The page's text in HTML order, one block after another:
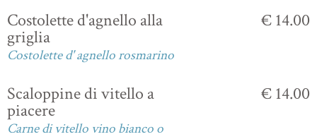
Costolette d'agnello alla
griglia
Costolette d' agnello rosmarino
€ 14.00
Scaloppine di vitello a
piacere
Carne di vitello vino bianco o
€ 14.00